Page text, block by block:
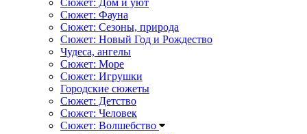
Сюжет: Дом и уют
Сюжет: Фауна
Сюжет: Сезоны, природа
Сюжет: Новый Год и Рождество
Чудеса, ангелы
Сюжет: Море
Сюжет: Игрушки
Городские сюжеты
Сюжет: Детство
Сюжет: Человек
Сюжет: Волшебство